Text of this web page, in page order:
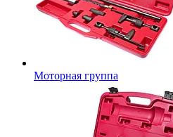
Моторная группа